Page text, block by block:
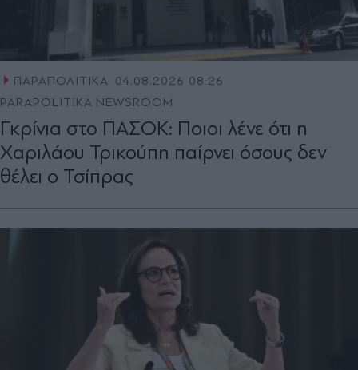
ΠΑΡΑΠΟΛΙΤΙΚΑ 04.08.2026 08:26
PARAPOLITIKA NEWSROOM
Γκρίνια στο ΠΑΣΟΚ: Ποιοι λένε ότι η
Χαριλάου Τρικούπη παίρνει όσους δεν
θέλει ο Τσίπρας